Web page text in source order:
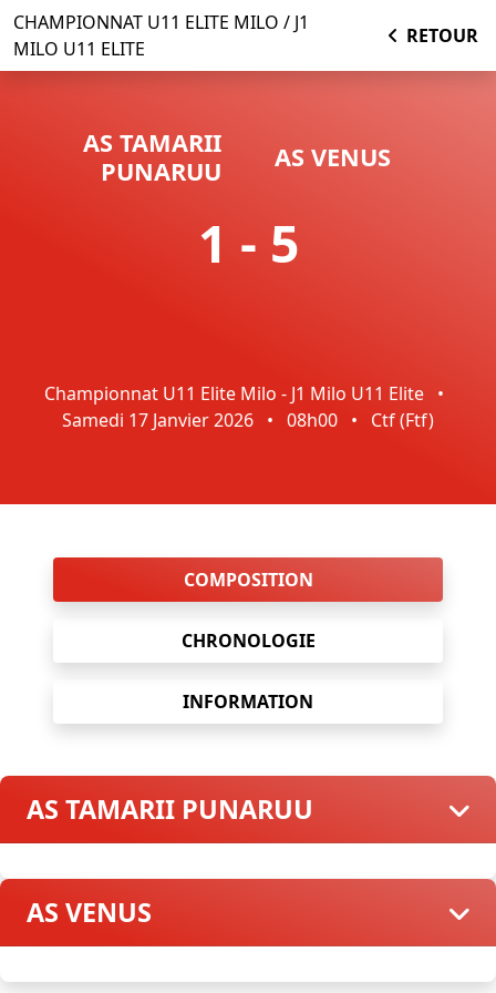
CHAMPIONNAT U11 ELITE MILO / J1
MILO U11 ELITE
RETOUR
AS TAMARII
PUNARUU
AS VENUS
1 - 5
Championnat U11 Elite Milo - J1 Milo U11 Elite
•
Samedi 17 Janvier 2026 • 08h00 • Ctf (ftf)
COMPOSITION
CHRONOLOGIE
INFORMATION
AS TAMARII PUNARUU
AS VENUS